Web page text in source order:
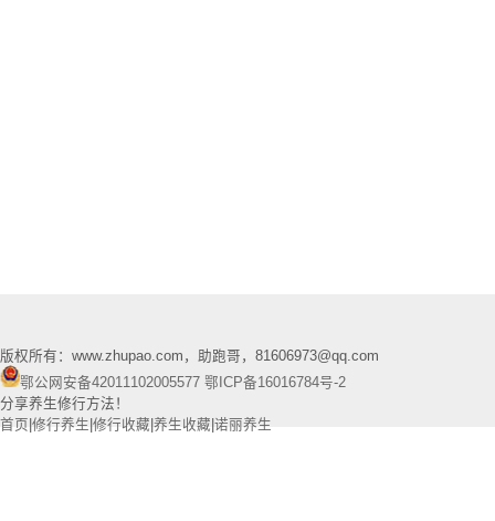
版权所有：www.zhupao.com，助跑哥，81606973@qq.com
鄂公网安备42011102005577 鄂ICP备16016784号-2
分享养生修行方法！
首页 修行养生 修行收藏 养生收藏 诺丽养生